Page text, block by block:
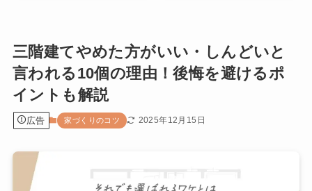
三階建てやめた方がいい・しんどいと
言われる10個の理由！後悔を避けるポ
イントも解説
広告 家づくりのコツ 2025年12月15日